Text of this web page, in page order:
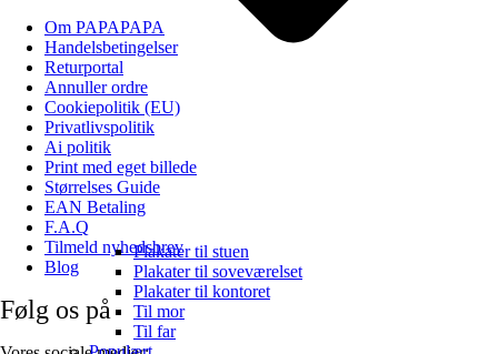
Plakater til stuen
Plakater til soveværelset
Plakater til kontoret
Til mor
Til far
Om PAPAPAPA
Handelsbetingelser
Returportal
Annuller ordre
Cookiepolitik (EU)
Privatlivspolitik
Ai politik
Print med eget billede
Størrelses Guide
EAN Betaling
F.A.Q
Tilmeld nyhedsbrev
Blog
Følg os på